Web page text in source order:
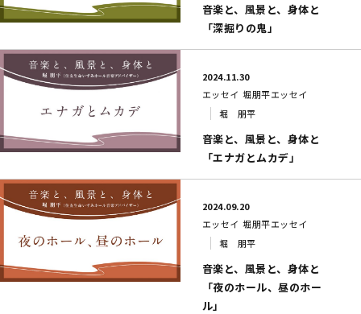
音楽と、風景と、身体と
「深掘りの鬼」
2024.11.30
エッセイ 堀朋平エッセイ
堀 朋平
音楽と、風景と、身体と
「エナガとムカデ」
2024.09.20
エッセイ 堀朋平エッセイ
堀 朋平
音楽と、風景と、身体と
「夜のホール、昼のホー
ル」